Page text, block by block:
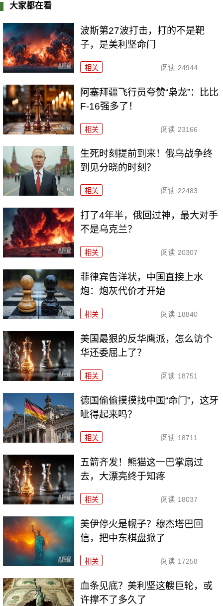
大家都在看
波斯第27波打击，打的不是靶
子，是美利坚命门
相关 阅读 24944
阿塞拜疆飞行员夸赞“枭龙”：比比
F-16强多了！
相关 阅读 23166
生死时刻提前到来！俄乌战争终
到见分晓的时刻？
相关 阅读 22483
打了4年半，俄回过神，最大对手
不是乌克兰？
相关 阅读 20307
菲律宾告洋状，中国直接上水
炮：炮灰代价才开始
相关 阅读 18840
美国最狠的反华鹰派，怎么访个
华还委屈上了？
相关 阅读 18751
德国偷偷摸摸找中国“命门”，这牙
呲得起来吗？
相关 阅读 18711
五箭齐发！熊猫这一巴掌扇过
去，大漂亮终于知疼
相关 阅读 18037
美伊停火是幌子？穆杰塔巴回
信，把中东棋盘掀了
相关 阅读 17258
血条见底？美利坚这艘巨轮，或
许撑不了多久了